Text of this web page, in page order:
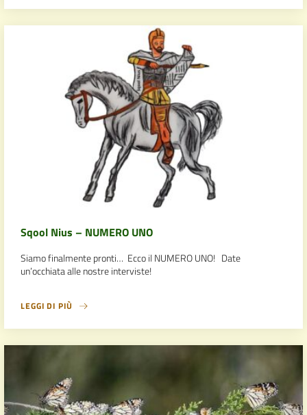
Sqool Nius – NUMERO UNO
Siamo finalmente pronti… Ecco il NUMERO UNO! Date
un’occhiata alle nostre interviste!
LEGGI DI PIÙ